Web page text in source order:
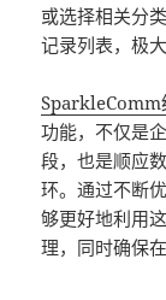
或选择相关分
记录列表，极
SparkleComm
功能，不仅是
段，也是顺应
环。通过不断
够更好地利用
理，同时确保